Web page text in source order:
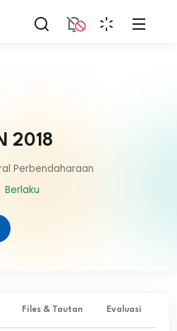
2018
Perbendaharaan
Berlaku
Files & Tautan Evaluasi